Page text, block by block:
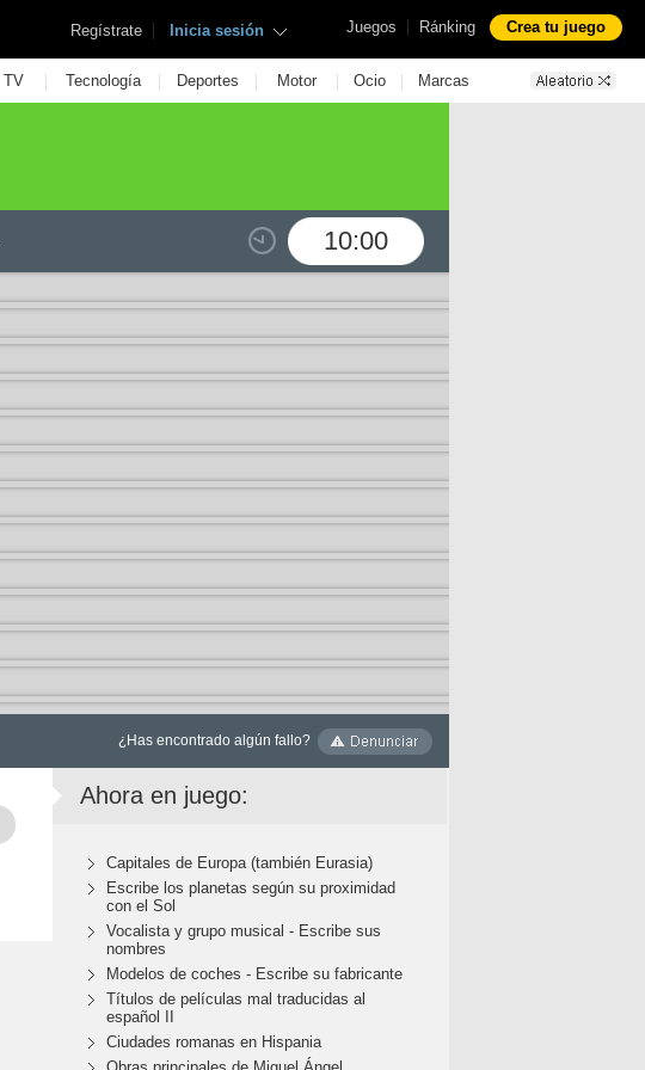
Juegos | Ránking Crea tu juego
Regístrate | Inicia sesión
TV | Tecnología | Deportes | Motor | Ocio | Marcas
10:00
¿Has encontrado algún fallo?
Ahora en juego:
Capitales de Europa (también Eurasia)
Escribe los planetas según su proximidad
con el Sol
Vocalista y grupo musical - Escribe sus
nombres
Modelos de coches - Escribe su fabricante
Títulos de películas mal traducidas al
español II
Ciudades romanas en Hispania